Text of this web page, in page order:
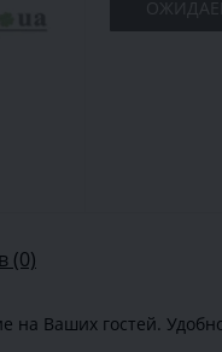
(0)
на Ваших гостей.